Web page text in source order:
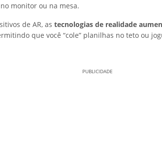
monitor ou na mesa.
de AR, as tecnologias de realidade
que você “cole” planilhas no teto ou
PUBLICIDADE